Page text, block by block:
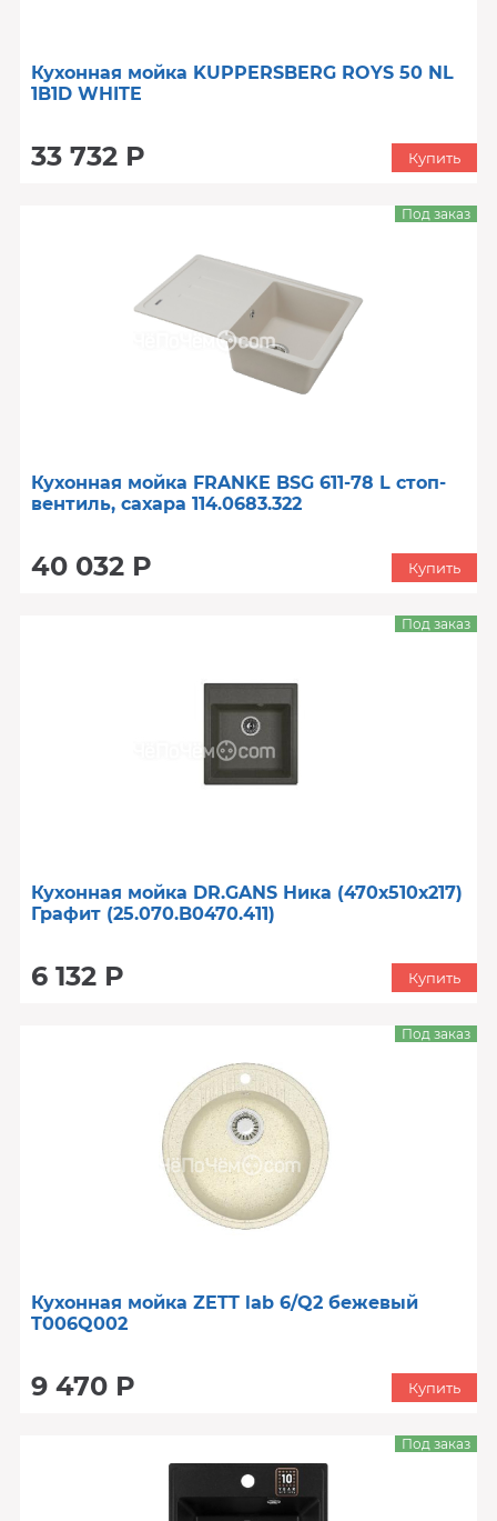
Кухонная мойка KUPPERSBERG ROYS 50 NL
1B1D WHITE
33 732 Р Купить
Кухонная мойка FRANKE BSG 611-78 L стоп-
вентиль, сахара 114.0683.322
40 032 Р
Под заказ
Купить
Кухонная мойка DR.GANS Ника (470х510х217)
Графит (25.070.B0470.411)
6 132 Р
Под заказ
Купить
Кухонная мойка ZETT lab 6/Q2 бежевый
T006Q002
9 470 Р
Под заказ
Купить
Под заказ